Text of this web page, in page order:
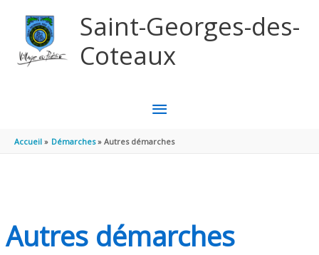
Saint-Georges-des-
Coteaux
MENU
PRINCIPAL
Accueil Démarches Autres démarches
Autres démarches